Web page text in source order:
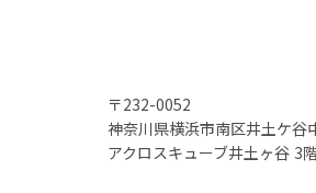
〒232-0052
神奈川県横浜市南区井土ケ谷
アクロスキューブ井土ヶ谷 3